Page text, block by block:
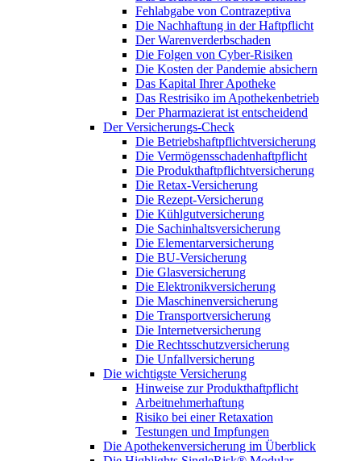
Fehlabgabe von Contrazeptiva
Die Nachhaftung in der Haftpflicht
Der Warenverderbschaden
Die Folgen von Cyber-Risiken
Die Kosten der Pandemie absichern
Das Kapital Ihrer Apotheke
Das Restrisiko im Apothekenbetrieb
Der Pharmazierat ist entscheidend
Der Versicherungs-Check
Die Betriebshaftpflichtversicherung
Die Vermögensschadenhaftpflicht
Die Produkthaftpflichtversicherung
Die Retax-Versicherung
Die Rezept-Versicherung
Die Kühlgutversicherung
Die Sachinhaltsversicherung
Die Elementarversicherung
Die BU-Versicherung
Die Glasversicherung
Die Elektronikversicherung
Die Maschinenversicherung
Die Transportversicherung
Die Internetversicherung
Die Rechtsschutzversicherung
Die Unfallversicherung
Die wichtigste Versicherung
Hinweise zur Produkthaftpflicht
Arbeitnehmerhaftung
Risiko bei einer Retaxation
Testungen und Impfungen
Die Apothekenversicherung im Überblick